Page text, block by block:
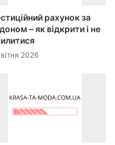
рахунок за
– як відкрити і не
2026